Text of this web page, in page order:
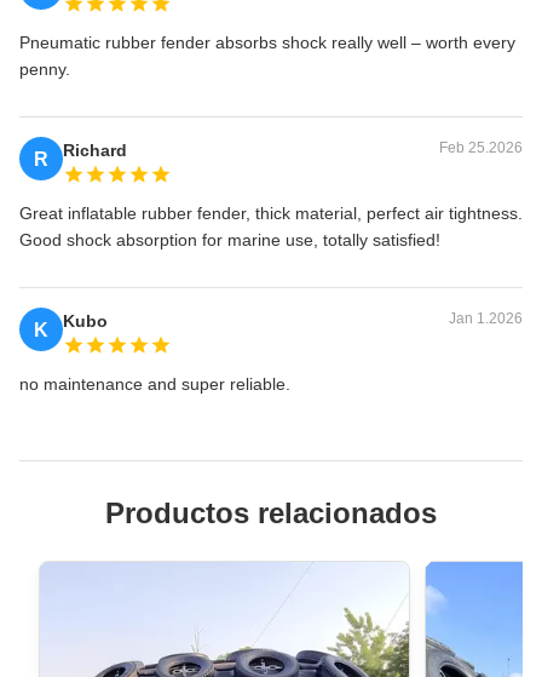
Pneumatic rubber fender absorbs shock really well – worth every
penny.
R Richard Feb 25.2026
Great inflatable rubber fender, thick material, perfect air tightness.
Good shock absorption for marine use, totally satisfied!
K Kubo Jan 1.2026
no maintenance and super reliable.
Productos relacionados